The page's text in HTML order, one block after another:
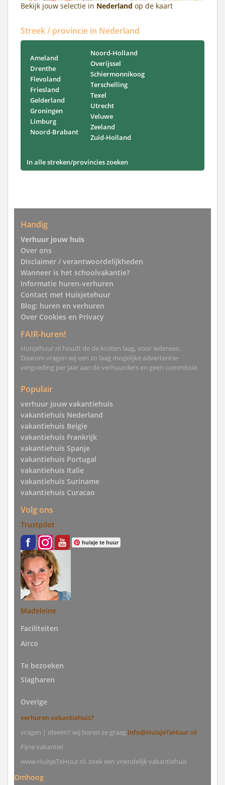
Bekijk jouw selectie in Nederland op de kaart
Streek / provincie in Nederland
Ameland
Drenthe
Flevoland
Friesland
Gelderland
Groningen
Limburg
Noord-Brabant
Noord-Holland
Overijssel
Schiermonnikoog
Terschelling
Texel
Utrecht
Veluwe
Zeeland
Zuid-Holland
In alle streken/provincies zoeken
Handig
Verhuur jouw huis
Over ons
Disclaimer / verantwoordelijkheden
Wanneer is het schoolvakantie?
Informatie huren-verhuren
Contact met Huisjetehuur
Blog: huren en verhuren
Over Cookies en Privacy
FAIR-huren!
Huisjehuur.nl houdt de de kosten laag, voor iedereen.
Daarom vragen wij een zo laag mogelijke advertentie-
vergoeding per jaar aan de verhuurders en geen commissie.
Populair
verhuur jouw vakantiehuis
vakantiehuis Nederland
vakantiehuis Belgie
vakantiehuis Frankrijk
vakantiehuis Spanje
vakantiehuis Portugal
vakantiehuis Italie
vakantiehuis Suriname
vakantiehuis Curacao
Volg ons
Trustpilot
huisje te huur
Madeleine
Faciliteiten
Airco
Te bezoeken
Slagharen
Overige
verhuren vakantiehuis?
vragen | ideeën? wij horen ze graag info@HuisjeTeHuur.nl
Fijne vakantie!
www.HuisjeTeHuur.nl, zoek een vriendelijk vakantiehuis
Omhoog